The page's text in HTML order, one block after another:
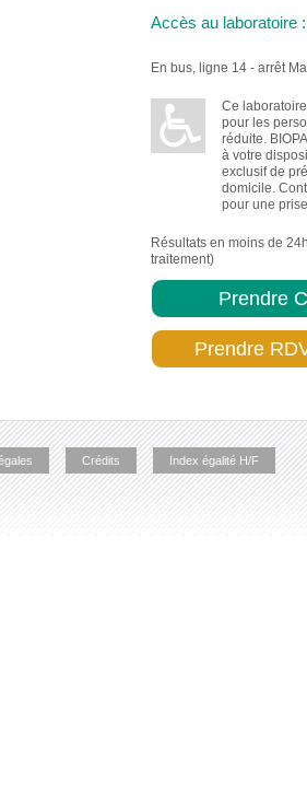
Accès au laboratoire :
En bus, ligne 14 - arrêt
Ce
pour les
réduite.
à votre
exclusif de
domicile.
pour une
Résultats en moins de
traitement)
Prendre
Prendre
Crédits Index égalité H/F